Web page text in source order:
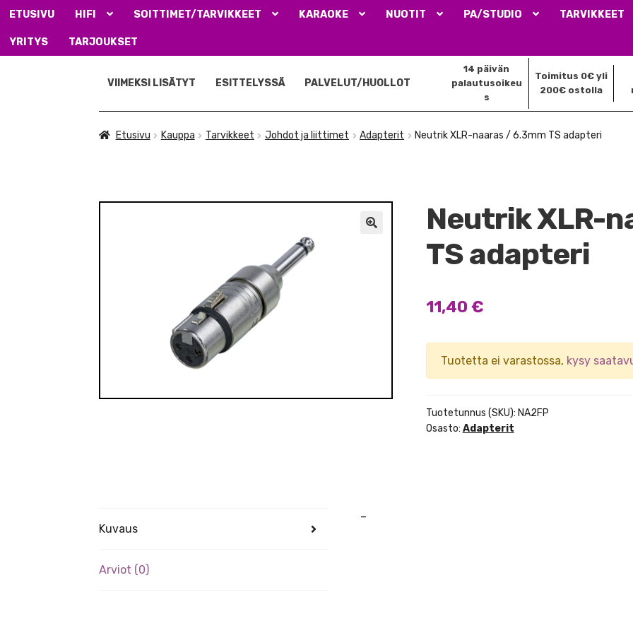
ETUSIVU HIFI SOITTIMET/TARVIKKEET KARAOKE NUOTIT PA/STUDIO TARVIKKEET
YRITYS TARJOUKSET
navigointiin
sisältöön
14 päivän
palautusoikeu
s
Toimitus 0€ yli
200€ ostolla
VIIMEKSI LISÄTYT ESITTELYSSÄ PALVELUT/HUOLLOT
Etusivu Kauppa Tarvikkeet Johdot ja liittimet Adapterit Neutrik XLR-naaras / 6.3mm TS adapteri
Neutrik XLR-
TS adapteri
11,40 €
Tuotetta ei varastossa, kysy
Tuotetunnus (SKU): NA2FP
Osasto: Adapterit
Kuvaus
Arviot (0)
–